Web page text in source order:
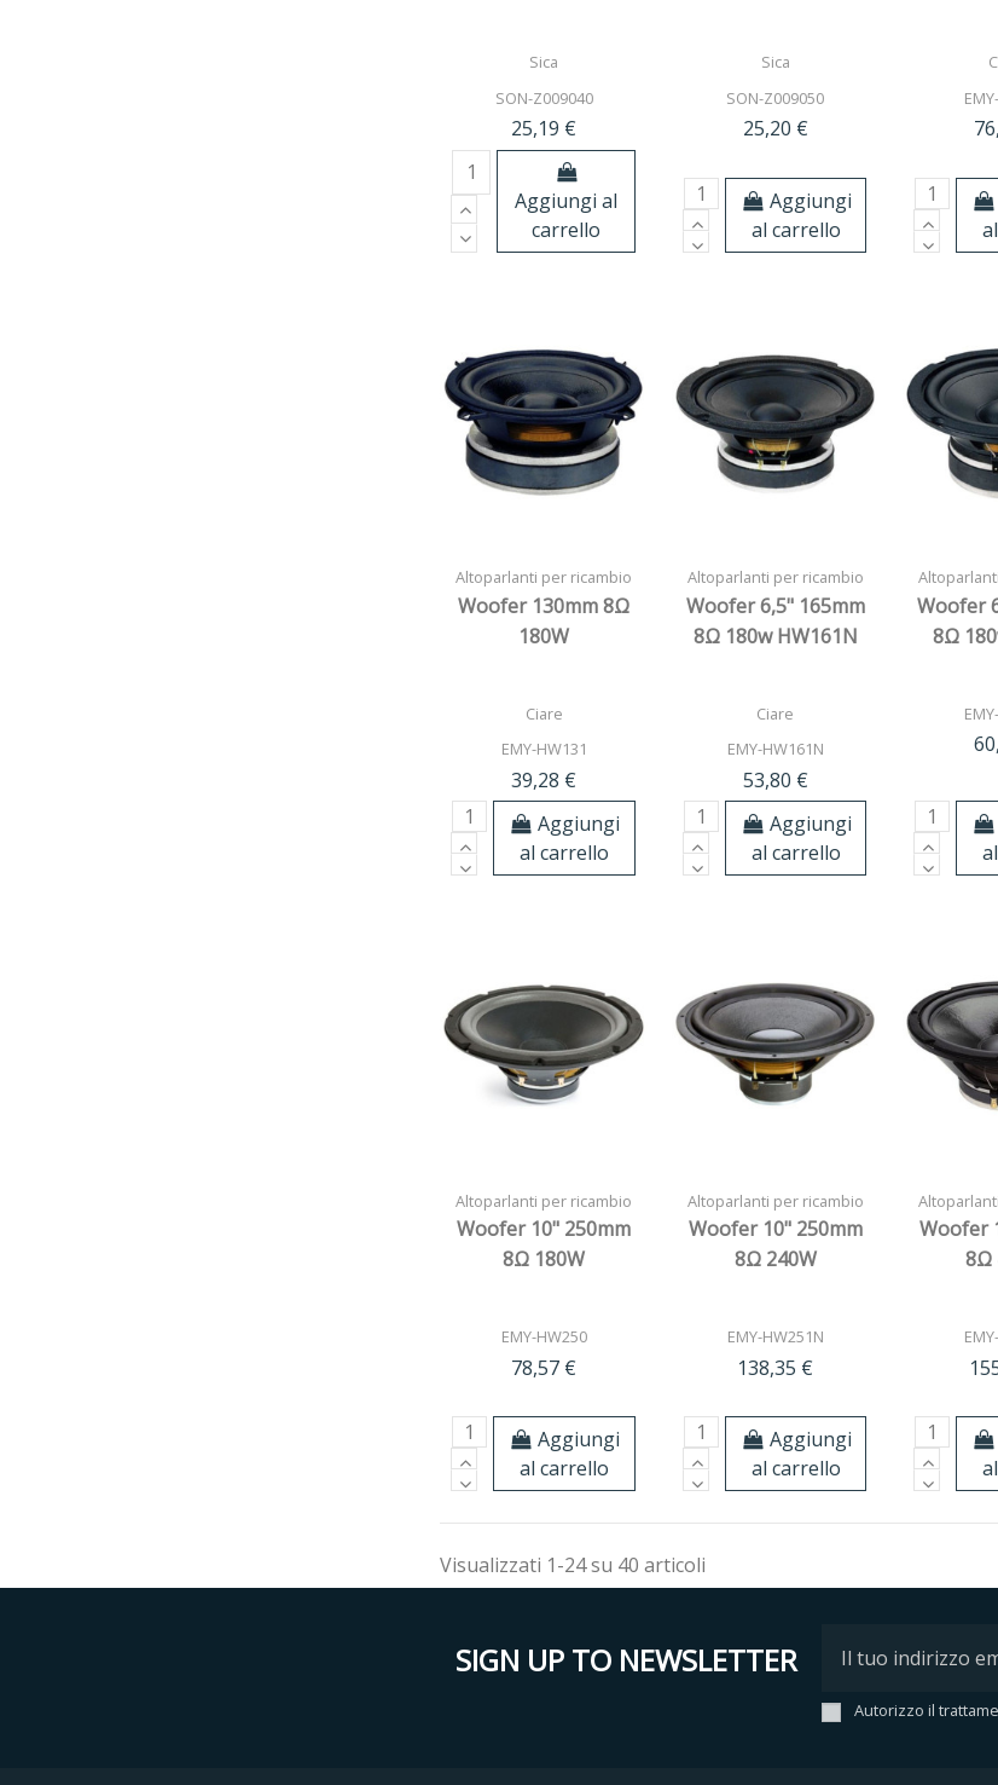
Sica
SON-Z009040
25,19 €
Aggiungi al
carrello
Sica
SON-Z009050
25,20 €
Aggiungi
al carrello
Altoparlanti per ricambio
Woofer 130mm 8Ω
180W
Ciare
EMY-HW131
39,28 €
Aggiungi
al carrello
Altoparlanti per ricambio
Woofer 6,5" 165mm
8Ω 180w HW161N
Ciare
EMY-HW161N
53,80 €
Aggiungi
al carrello
Woofer
8Ω
Altoparlanti per ricambio
Woofer 10" 250mm
8Ω 180W
EMY-HW250
78,57 €
Aggiungi
al carrello
Altoparlanti per ricambio
Woofer 10" 250mm
8Ω 240W
EMY-HW251N
138,35 €
Aggiungi
al carrello
Woofer
8Ω
Visualizzati 1-24 su 40 articoli
SIGN UP TO NEWSLETTER
Autorizzo il